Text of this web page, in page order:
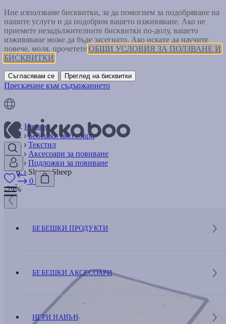
Ние използваме бисквитки, за да помогнем за подобряване на
нашите услуги и да подобрим вашето изживяване. Ако не
приемете незадължителните бисквитки по-долу, вашето
изживяване може да бъде засегнато. Ако искате да научите
повече, моля, прочетете ОБЩИ УСЛОВИЯ ЗА ПОЛЗВАНЕ И
БИСКВИТКИ
Съгласявам се Преглед на бисквитки
Прескачане към съдържанието
0
БЕБЕШКИ ПРОДУКТИ
БЕБЕШКИ АКСЕСОАРИ
ИГРИ НАВЪН
Начало
Бебешки аксесоари
Текстил
Аксесоари за повиване
Подложки за повиване
Sleepy Sheep
-29%